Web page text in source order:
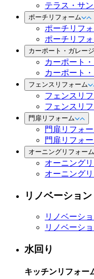
テラス・サ
ポーチリフォーム
ポーチリフ
ポーチリフ
カーポート・ガレー
カーポート
カーポート
フェンスリフォーム
フェンスリ
フェンスリ
門扉リフォーム
門扉リフォ
門扉リフォ
オーニングリフォーム
オーニング
オーニング
リノベーション
リノベーシ
リノベーシ
水回り
キッチンリフォー